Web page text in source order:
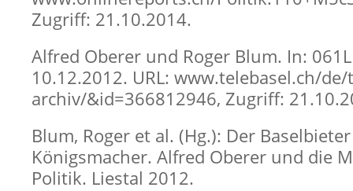
Zugriff: 21.10.2014.
Alfred Oberer und Roger Blum. In:
10.12.2012. URL: www.telebasel.ch/de/
archiv/&id=366812946, Zugriff:
Blum, Roger et al. (Hg.): Der Baselbieter
Königsmacher. Alfred Oberer und die
Politik. Liestal 2012.